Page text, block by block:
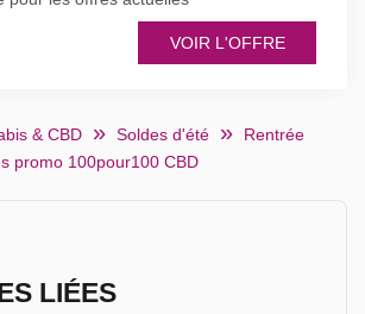
VOIR L'OFFRE
& CBD Soldes d'été
Rentrée
promo 100pour100 CBD
LIÉES